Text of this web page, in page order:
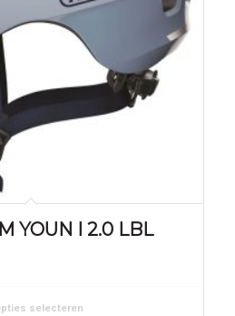
YOUN I 2.0 LBL
selecteren